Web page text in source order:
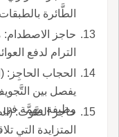
الطَّائرة
حاجز الاصطدام:
الترام لدفع
الحجاب
يفصل بين
وظيفة مهمَّة في
حاجز الصَّوت:
المتزايدة التي